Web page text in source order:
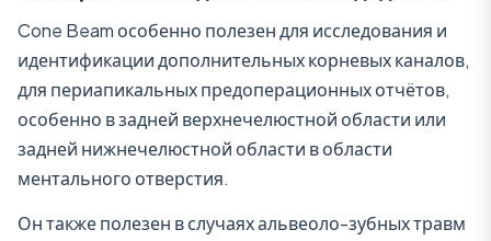
Cone Beam особенно полезен для исследования и
идентификации дополнительных корневых каналов,
для периапикальных предоперационных отчётов,
особенно в задней верхнечелюстной области или
задней нижнечелюстной области в области
ментального отверстия.
Он также полезен в случаях альвеоло-зубных травм